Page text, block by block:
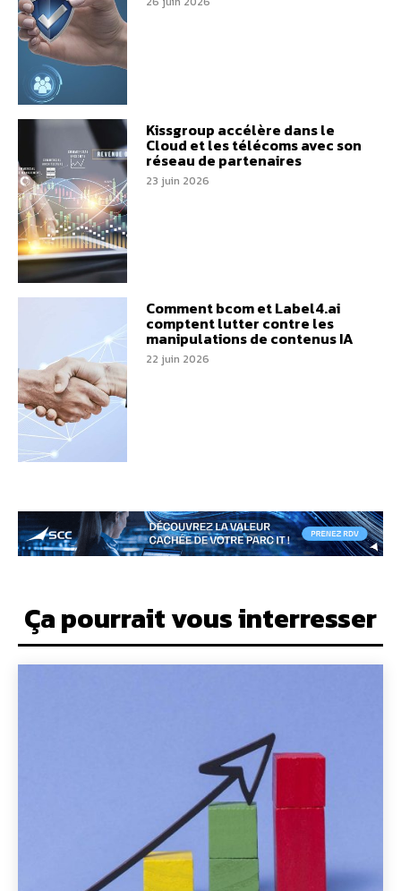
Kissgroup accélère dans le
Cloud et les télécoms avec son
réseau de partenaires
23 juin 2026
Comment bcom et Label4.ai
comptent lutter contre les
manipulations de contenus IA
22 juin 2026
Ça pourrait vous interresser